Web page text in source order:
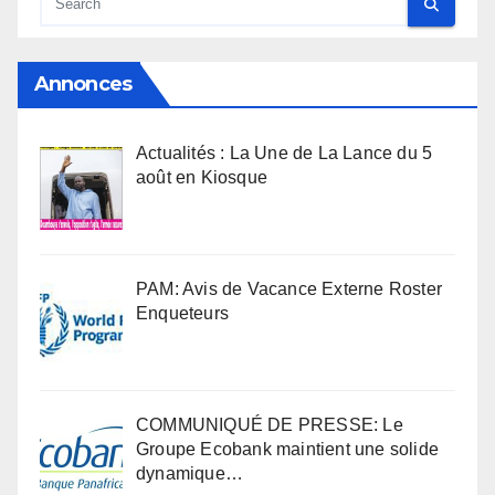
Annonces
Actualités : La Une de La Lance du 5
août en Kiosque
PAM: Avis de Vacance Externe Roster
Enqueteurs
COMMUNIQUÉ DE PRESSE: Le
Groupe Ecobank maintient une solide
dynamique…